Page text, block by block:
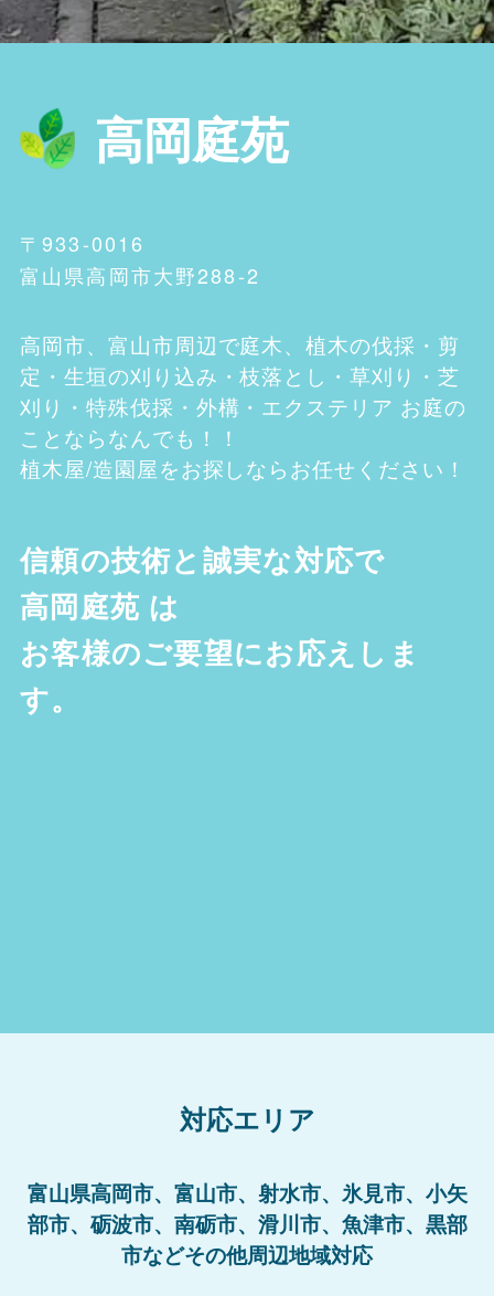
高岡庭苑
〒933-0016
富山県高岡市大野288-2
高岡市、富山市周辺で庭木、植木の伐採・剪
定・生垣の刈り込み・枝落とし・草刈り・芝
刈り・特殊伐採・外構・エクステリア お庭の
ことならなんでも！！
植木屋/造園屋をお探しならお任せください！
信頼の技術と誠実な対応で
高岡庭苑 は
お客様のご要望にお応えしま
す。
対応エリア
富山県高岡市、富山市、射水市、氷見市、小矢
部市、砺波市、南砺市、滑川市、魚津市、黒部
市などその他周辺地域対応